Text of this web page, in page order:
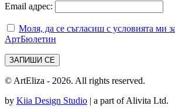
Email адрес:
Моля, да се съгласиш с условията ми
АртБюлетин
© ArtEliza - 2026. All rights reserved.
by Kiia Design Studio | a part of Alivita Ltd.